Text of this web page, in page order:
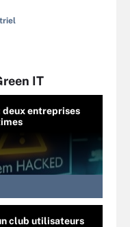
IT
deux entreprises
club utilisateurs